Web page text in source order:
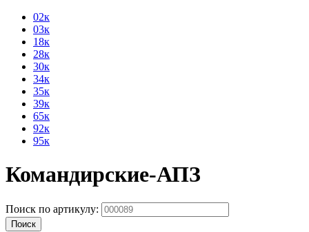
02к
03к
18к
28к
30к
34к
35к
39к
65к
92к
95к
Командирские-АПЗ
Поиск по артикулу:
Поиск